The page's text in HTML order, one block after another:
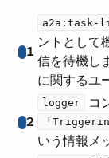
1
a2a:task-
ントとして
信を待機し
に関するユ
2
logger コ
「
いう情報メ